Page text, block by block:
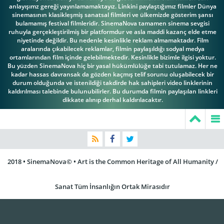
Woody Allen Woody Allen Charles H. Joffe
anlayışımz gereği yayınlamamaktayız. Linkini paylaştığımız filmler Dünya
sinemasının klasikleşmiş sanatsal filmleri ve ülkemizde gösterim şansı
bulamamış festival filmleridir. SinemaNova tamamen sinema sevgisi
ruhuyla gerçekleştirilmiş bir platformdur ve asla maddi kazanç elde etme
niyetinde değildir. Bu nedenle kesinlikle reklam almamaktadır. Film
aralarında çıkabilecek reklamlar, filmin paylaşıldığı sodyal medya
ortamlarından film içinde gelebilmektedir. Kesinlikle bizimle ilgisi yoktur.
Bu yüzden SinemaNova hiç bir yasal hükümlülüğe tabi tutulamaz. Her ne
kadar hassas davransak da gözden kaçmış telif sorunu oluşabilecek bir
durum olduğunda ve istenildiği takdirde hak sahipleri video linklerinin
kaldırılması talebinde bulunubilirler. Bu durumda filmin paylaşılan linkleri
dikkate alınıp derhal kaldırılacaktır.
2018 • SinemaNova© • Art is the Common Heritage of All Humanity /
Sanat Tüm İnsanlığın Ortak Mirasıdır